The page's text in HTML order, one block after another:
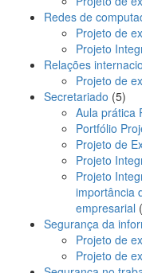
Redes de
Projeto de
Projeto
Relações
Projeto de
Secretariado 55
Aula prática
Portfólio
Projeto de
Projeto
Projeto
importância
empresarial
Segurança da
Projeto de
Projeto de